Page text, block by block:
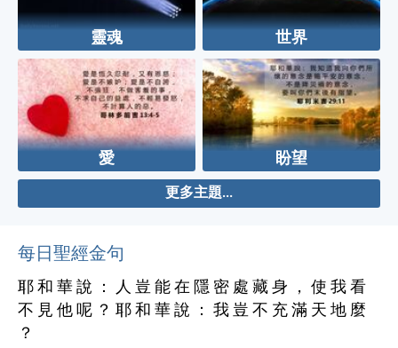
靈魂 世界
愛 盼望
更多主題...
每日聖經金句
耶 和 華 說 ： 人 豈 能 在 隱 密 處 藏 身 ， 使 我 看
不 見 他 呢 ？ 耶 和 華 說 ： 我 豈 不 充 滿 天 地 麼
？